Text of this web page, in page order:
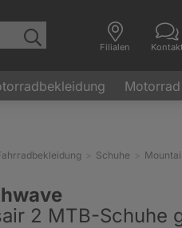
Filialen Kontakt
Schuhe
2 MTB-Schuhe